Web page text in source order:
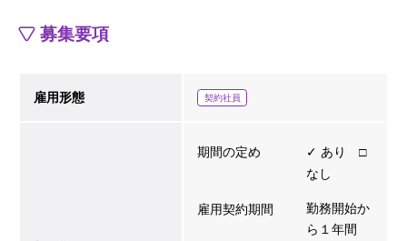
募集要項
雇用形態 契約社員
期間の定め
✓ あり □
なし
雇用契約期間
勤務開始か
ら１年間